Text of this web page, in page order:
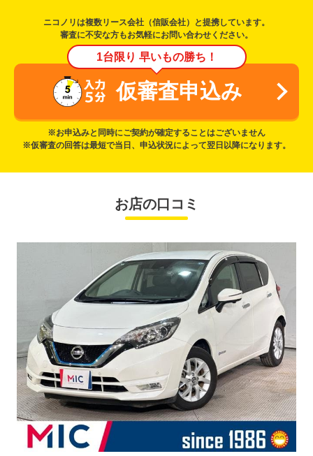
ニコノリは複数リース会社（信販会社）と提携しています。
審査に不安な方もお気軽にお問い合わせください。
1台限り 早いもの勝ち！
仮審査申込み
※お申込みと同時にご契約が確定することはございません
※仮審査の回答は最短で当日、申込状況によって翌日以降になります。
お店の口コミ